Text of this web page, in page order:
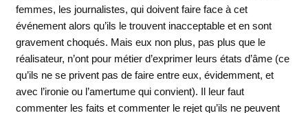
femmes, les journalistes, qui doivent faire face à cet
événement alors qu’ils le trouvent inacceptable et en sont
gravement choqués. Mais eux non plus, pas plus que le
réalisateur, n’ont pour métier d’exprimer leurs états d’âme (ce
qu’ils ne se privent pas de faire entre eux, évidemment, et
avec l’ironie ou l’amertume qui convient). Il leur faut
commenter les faits et commenter le rejet qu’ils ne peuvent